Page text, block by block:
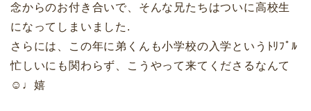
念からのお付き合いで、そんな兄たちはついに高校生
になってしまいました.
さらには、この年に弟くんも小学校の入学というﾄﾘﾌﾟﾙ
忙しいにも関わらず、こうやって来てくださるなんて
☺︎♩嬉